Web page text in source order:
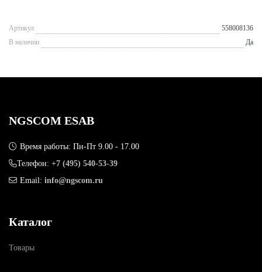
Артикул
558008136
В наличии
Да
NGSCOM ESAB
Время работы: Пн-Пт 9.00 - 17.00
Телефон: +7 (495) 540-53-39
Email: info@ngscom.ru
Каталог
Товары